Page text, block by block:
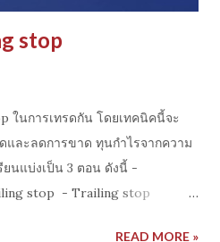
stop
ในการเทรดกัน โดยเทคนิคนี้จะ
และลดการขาด ทุนกำไรจากความ
ยนแบ่งเป็น 3 ตอน ดังนี้ -
stop - Trailing stop
READ MORE »